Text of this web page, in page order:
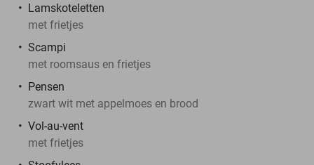
Lamskoteletten
met frietjes
Scampi
met roomsaus en frietjes
Pensen
zwart wit met appelmoes en brood
Vol-au-vent
met frietjes